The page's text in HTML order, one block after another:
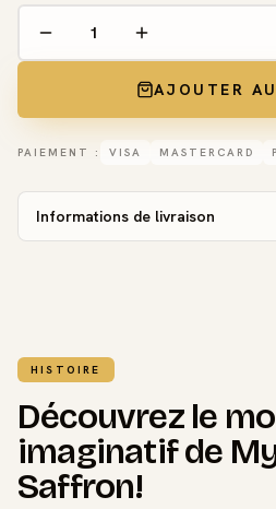
AJOUTER
PAIEMENT : VISA MASTERCARD
Informations de livraison
HISTOIRE
Découvrez le
imaginatif de
Saffron!